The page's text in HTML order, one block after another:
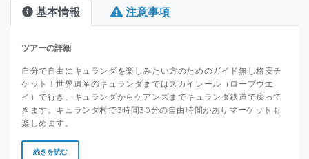
基本情報 注意事項
ツアーの詳細
自分で自由にキュランダを楽しみたい方のためのガイド無し格安チ
ケット！世界遺産のキュランダまではスカイレール（ロープウエ
イ）で行き、キュランダからケアンズまでキュランダ鉄道で戻って
きます。キュランダ村で3時間30分の自由時間がありマーケットも
楽しめます。
続きを読む